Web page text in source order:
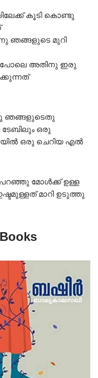
കൂടി കൊണ്ടു
ഞങ്ങളുടെ മുറി
പോലെ അതിനു ഇരു
ഞങ്ങളുടെതു
ടേബിലും ഒരു
ഒരു ചെറിയ എൽ
പറഞ്ഞു മോൾക്ക് ഉള്ള
മാറി ഉടുത്തു